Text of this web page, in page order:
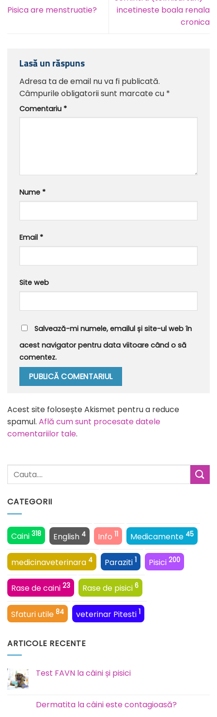
CATEGORII
Caini 318 English 4 Info 11 Medicamente 45
medicinaveterinara 4 Paraziti 1 Pisici 200
Rase de caini 23 Rase de pisici 6
Sfaturi utile 84 veterinar Pitesti 1
ARTICOLE RECENTE
Test FAVN la câini și pisici
Test
FAVN
Dermatita la câini este contagioasă?
Pisica are menstruatie?
incetineste boala renala
cronica
Lasă un răspuns
Adresa ta de email nu va fi publicată.
Câmpurile obligatorii sunt marcate cu *
Comentariu *
Nume *
Email *
Site web
Salvează-mi numele, emailul și site-ul web în
acest navigator pentru data viitoare când o să
comentez.
Acest site folosește Akismet pentru a reduce
spamul. Află cum sunt procesate datele
comentariilor tale.